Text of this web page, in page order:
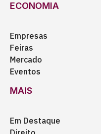
ECONOMIA
Empresas
Feiras
Mercado
Eventos
MAIS
Em Destaque